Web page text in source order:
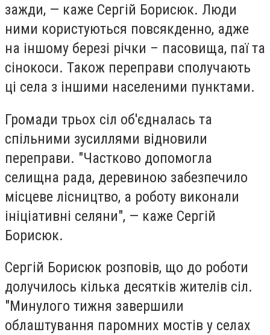
зажди, — каже Сергій Борисюк. Люди
ними користуються повсякденно, адже
на іншому березі річки – пасовища, паї та
сінокоси. Також переправи сполучають
ці села з іншими населеними пунктами.
Громади трьох сіл об'єдналась та
спільними зусиллями відновили
переправи. "Частково допомогла
селищна рада, деревиною забезпечило
місцеве лісництво, а роботу виконали
ініціативні селяни", — каже Сергій
Борисюк.
Сергій Борисюк розповів, що до роботи
долучилось кілька десятків жителів сіл.
"Минулого тижня завершили
облаштування паромних мостів у селах